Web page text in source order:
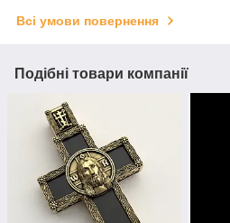
Всі умови повернення
Подібні товари компанії